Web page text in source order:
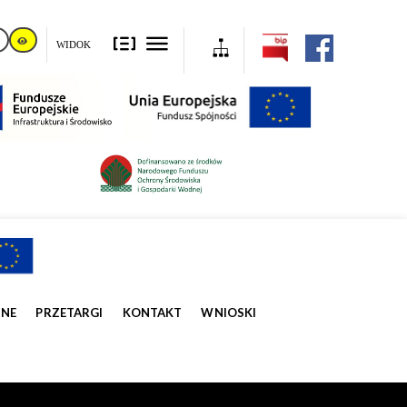
WIDOK
PRZETARGI KONTAKT WNIOSKI